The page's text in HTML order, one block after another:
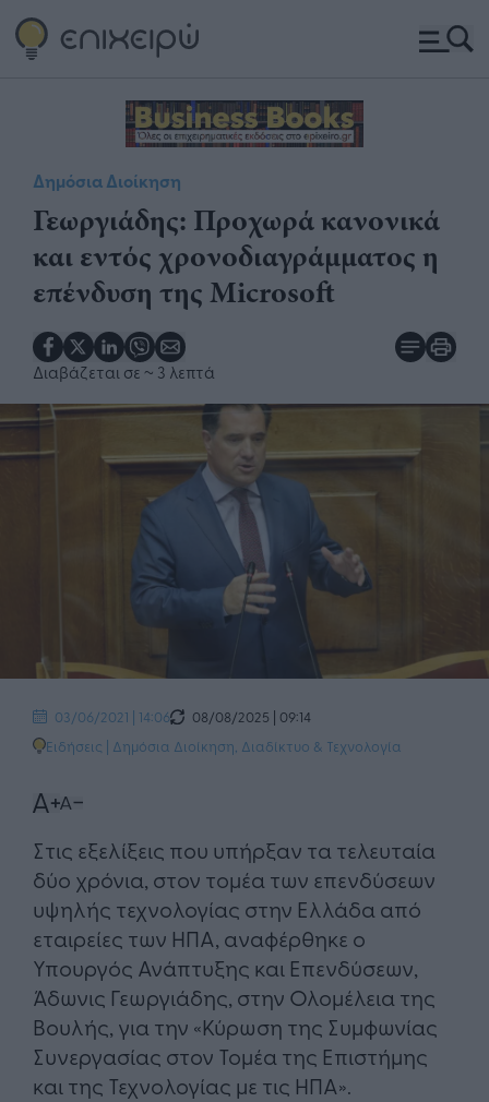
Δημόσια Διοίκηση
Γεωργιάδης: Προχωρά κανονικά
και εντός χρονοδιαγράμματος η
επένδυση της Microsoft
Διαβάζεται σε ~ 3 λεπτά
03/06/2021 | 14:06
08/08/2025 | 09:14
Ειδήσεις | Δημόσια Διοίκηση Διαδίκτυο & Τεχνολογία
Στις εξελίξεις που υπήρξαν τα τελευταία
δύο χρόνια, στον τομέα των επενδύσεων
υψηλής τεχνολογίας στην Ελλάδα από
εταιρείες των ΗΠΑ, αναφέρθηκε ο
Υπουργός Ανάπτυξης και Επενδύσεων,
Άδωνις Γεωργιάδης, στην Ολομέλεια της
Βουλής, για την «Κύρωση της Συμφωνίας
Συνεργασίας στον Τομέα της Επιστήμης
και της Τεχνολογίας με τις ΗΠΑ».